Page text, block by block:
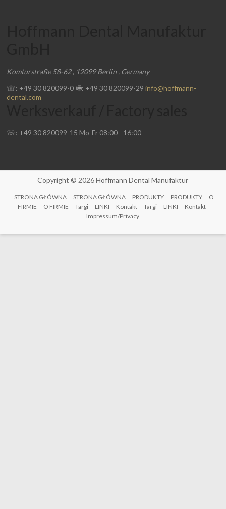
Komturstraße 58-62, 12099 Berlin , Germany
☏: +49 30 820099-0 🖷: +49 30 820099-29 info@hoffmann-
dental.com
☏: +49 30 820099-15 Mo-Fr 08:00 - 16:00
Copyright © 2026Hoffmann Dental Manufaktur
STRONA GŁÓWNA STRONA GŁÓWNA PRODUKTY PRODUKTY
O
FIRMIE
O FIRMIE Targi LINKI Kontakt Targi LINKI
Kontakt
Impressum/Privacy